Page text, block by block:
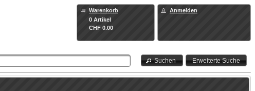
Warenkorb
0 Artikel
CHF 0.00
Anmelden
Suchen Erweiterte Suche